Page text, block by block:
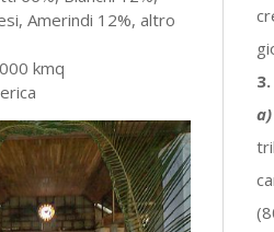
Amerindi 12%, altro
kmq